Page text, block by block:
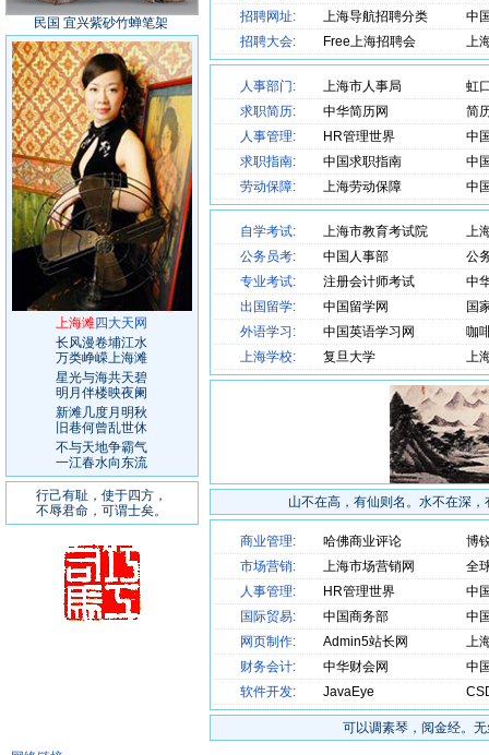
民国 宜兴紫砂竹蝉笔架
上海滩四大天网
长风漫卷埔江水
万类峥嵘上海滩
星光与海共天碧
明月伴楼映夜阑
新滩几度月明秋
旧巷何曾乱世休
不与天地争霸气
一江春水向东流
行己有耻，使于四方，
不辱君命，可谓士矣。
招聘网址:
上海导航招聘分类
中
招聘大会:
Free上海招聘会 上
人事部门: 上海市人事局
虹
求职简历:
中华简历网
简
人事管理:
HR管理世界
中
求职指南:
中国求职指南
中
劳动保障:
上海劳动保障 中
自学考试: 上海市教育考试院
上
公务员考:
中国人事部
公
专业考试:
注册会计师考试
中
出国留学:
中国留学网
国
外语学习:
中国英语学习网
咖
上海学校:
复旦大学 上
山不在高，有仙则名。水不在深
商业管理: 哈佛商业评论
博
市场营销:
上海市场营销网
全
人事管理:
HR管理世界
中
国际贸易:
中国商务部
中
网页制作:
Admin5站长网
上
财务会计:
中华财会网
中
软件开发:
JavaEye
可以调素琴，阅金经。